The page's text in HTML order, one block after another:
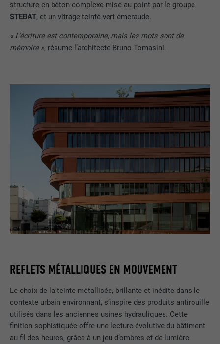
structure en béton complexe mise au point par le groupe
STEBAT, et un vitrage teinté vert émeraude.
« L’écriture est contemporaine, mais les mots sont de
mémoire », résume l’architecte Bruno Tomasini.
REFLETS MÉTALLIQUES EN MOUVEMENT
Le choix de la teinte métallisée, brillante et inédite dans le
contexte urbain environnant, s’inspire des produits antirouille
utilisés dans les anciennes usines hydrauliques. Cette
finition sophistiquée offre une lecture évolutive du bâtiment
au fil des heures, grâce à un jeu d’ombres et de lumière